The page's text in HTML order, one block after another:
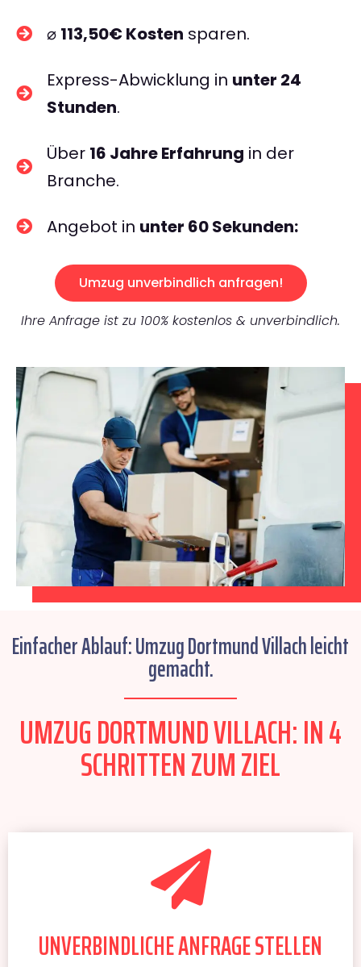
⌀ 113,50€ Kosten sparen.
Express-Abwicklung in unter 24
Stunden.
Über 16 Jahre Erfahrung in der
Branche.
Angebot in unter 60 Sekunden:
Umzug unverbindlich anfragen!
Ihre Anfrage ist zu 100% kostenlos & unverbindlich.
Einfacher Ablauf: Umzug Dortmund Villach leicht
gemacht.
UMZUG DORTMUND VILLACH: IN 4
SCHRITTEN ZUM ZIEL
UNVERBINDLICHE ANFRAGE STELLEN